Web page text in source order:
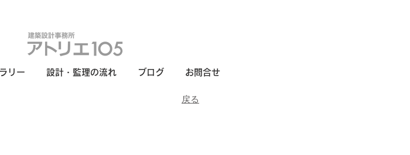
リー 設計・監理の流れ ブログ お問合せ
戻る